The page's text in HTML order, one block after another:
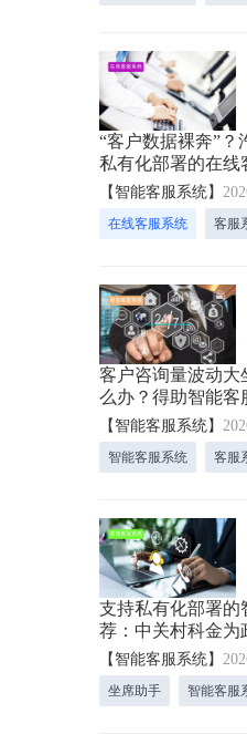
“客户数据裸奔”？
私有化部署的在线
安全锁进保险箱！
【智能客服系统】
在线客服系统 客服
客户咨询量波动大
么办？得助智能客
应代替人工！
【智能客服系统】
智能客服系统 客服
支持私有化部署的
荐：中关村科金为
合规的智慧服务底
【智能客服系统】
坐席助手 智能客服